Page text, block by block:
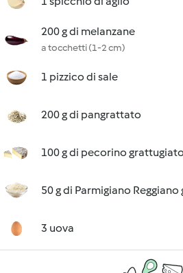
200 g di melanzane
a tocchetti (1-2 cm)
1 pizzico di sale
200 g di pangrattato
100 g di pecorino grattugiato
50 g di Parmigiano
3 uova